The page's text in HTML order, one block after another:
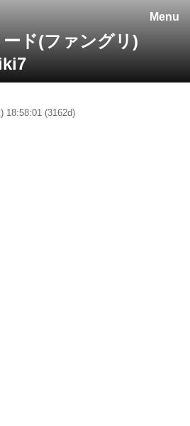
Menu
ド(ファングリ)
18:58:01 (3162d)